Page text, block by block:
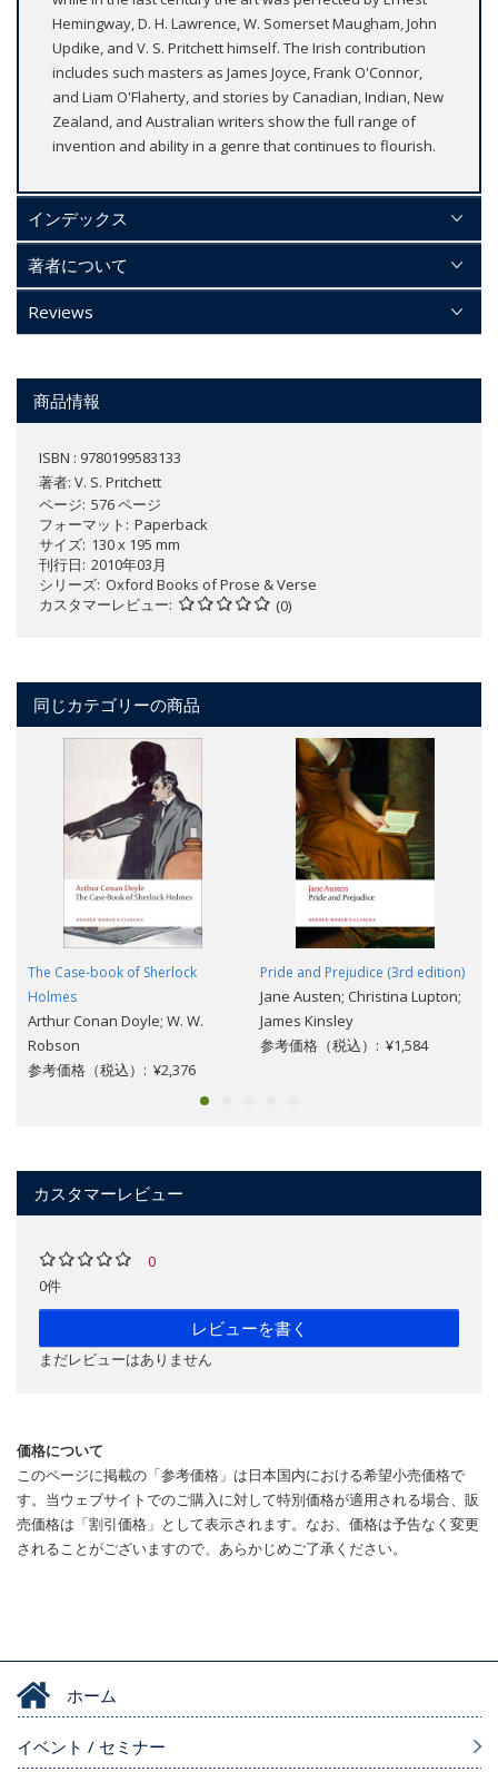
Hemingway, D. H. Lawrence, W. Somerset Maugham, John
Updike, and V. S. Pritchett himself. The Irish contribution
includes such masters as James Joyce, Frank O'Connor,
and Liam O'Flaherty, and stories by Canadian, Indian, New
Zealand, and Australian writers show the full range of
invention and ability in a genre that continues to flourish.
インデックス
著者について
Reviews
商品情報
ISBN : 9780199583133
著者: V. S. Pritchett
ページ 576 ページ
フォーマット
Paperback
サイズ 130 x 195 mm
刊行日 2010年03月
シリーズ Oxford Books of Prose & Verse
カスタマーレビュー
(0)
同じカテゴリーの商品
The Case-book of Sherlock
Holmes
Arthur Conan Doyle; W. W.
Robson
参考価格（税込）: ¥2,376
Pride and Prejudice (3rd edition)
Jane Austen; Christina Lupton;
James Kinsley
参考価格（税込）: ¥1,584
カスタマーレビュー
0
0件
レビューを書く
まだレビューはありません
価格について
このページに掲載の「参考価格」は日本国内における希望小売価格で
す。当ウェブサイトでのご購入に対して特別価格が適用される場合、販
売価格は「割引価格」として表示されます。なお、価格は予告なく変更
されることがございますので、あらかじめご了承ください。
ホーム
イベント / セミナー